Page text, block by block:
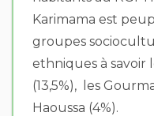
Karimama est
groupes
ethniques à savoir
(13,5%), les
Haoussa (4%).